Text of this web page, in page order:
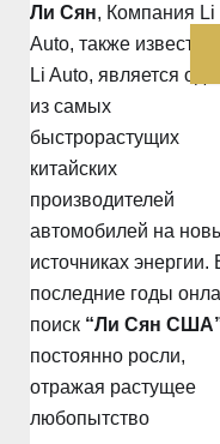
Ли Сян, Компания Li
Auto, также
Li Auto, является
из самых
быстрорастущих
китайских
производителей
автомобилей на
источниках энергии.
последние годы
поиск “Ли Сян
постоянно росли,
отражая растущее
любопытство